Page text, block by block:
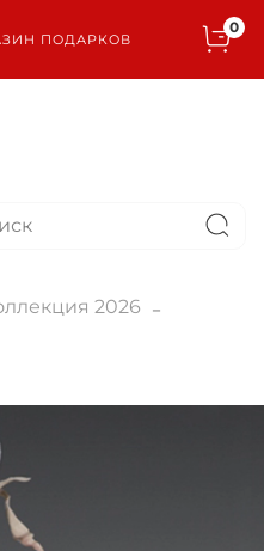
ПОДАРКОВ
0
2026